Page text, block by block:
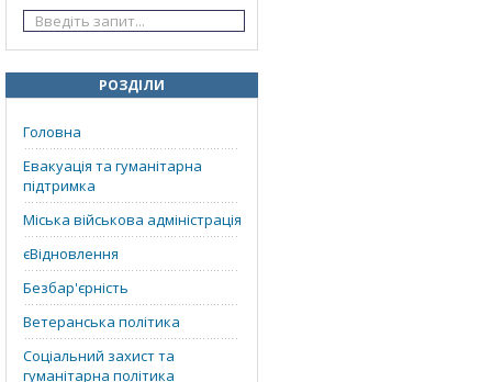
РОЗДІЛИ
Головна
Евакуація та гуманітарна
підтримка
Міська військова адміністрація
єВідновлення
Безбар'єрність
Ветеранська політика
Соціальний захист та
гуманітарна політика